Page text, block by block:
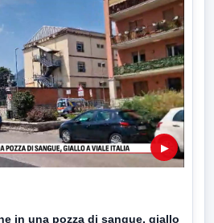
▶
in una pozza di sangue, giallo